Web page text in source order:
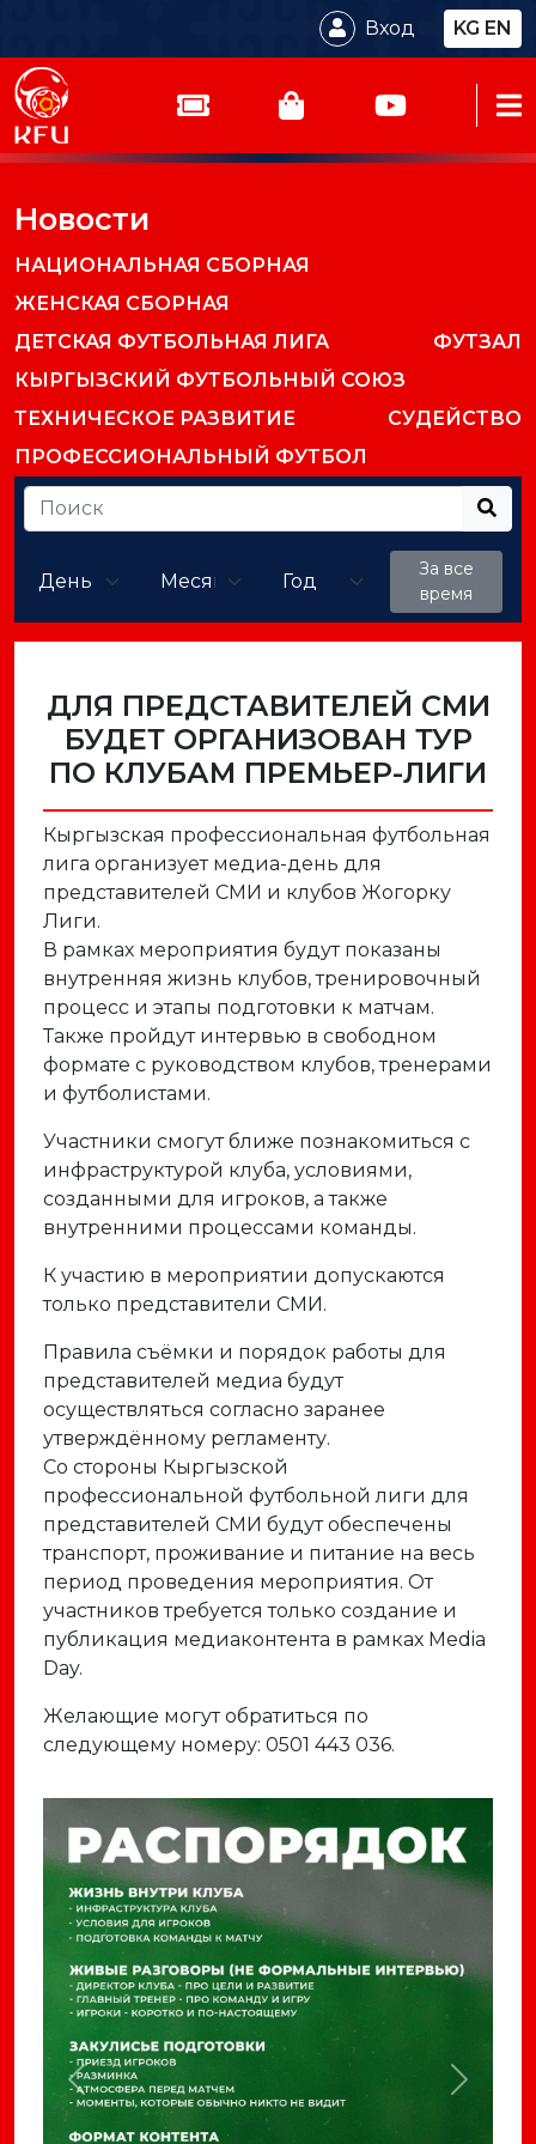
Вход KG EN
Новости
НАЦИОНАЛЬНАЯ СБОРНАЯ
ЖЕНСКАЯ СБОРНАЯ
ДЕТСКАЯ ФУТБОЛЬНАЯ ЛИГА
ФУТЗАЛ
КЫРГЫЗСКИЙ ФУТБОЛЬНЫЙ СОЮЗ
ТЕХНИЧЕСКОЕ РАЗВИТИЕ
СУДЕЙСТВО
ПРОФЕССИОНАЛЬНЫЙ ФУТБОЛ
За все
время
ДЛЯ ПРЕДСТАВИТЕЛЕЙ СМИ
БУДЕТ ОРГАНИЗОВАН ТУР
ПО КЛУБАМ ПРЕМЬЕР-ЛИГИ
Кыргызская профессиональная футбольная
лига организует медиа-день для
представителей СМИ и клубов Жогорку
Лиги.
В рамках мероприятия будут показаны
внутренняя жизнь клубов, тренировочный
процесс и этапы подготовки к матчам.
Также пройдут интервью в свободном
формате с руководством клубов, тренерами
и футболистами.
Участники смогут ближе познакомиться с
инфраструктурой клуба, условиями,
созданными для игроков, а также
внутренними процессами команды.
К участию в мероприятии допускаются
только представители СМИ.
Правила съёмки и порядок работы для
представителей медиа будут
осуществляться согласно заранее
утверждённому регламенту.
Со стороны Кыргызской
профессиональной футбольной лиги для
представителей СМИ будут обеспечены
транспорт, проживание и питание на весь
период проведения мероприятия. От
участников требуется только создание и
публикация медиаконтента в рамках Media
Day.
Желающие могут обратиться по
следующему номеру: 0501 443 036.
Previous Next